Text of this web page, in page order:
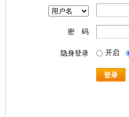
密 码
隐身登录 开启
登录